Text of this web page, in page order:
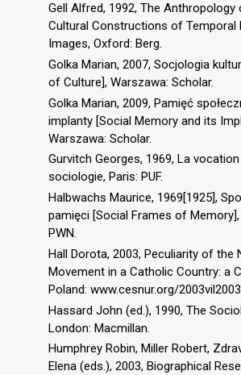
Gell Alfred, 1992, The Anthropology
Cultural Constructions of Temporal
Images, Oxford: Berg.
Golka Marian, 2007, Socjologia
of Culture], Warszawa: Scholar.
Golka Marian, 2009, Pamięć
implanty [Social Memory and its
Warszawa: Scholar.
Gurvitch Georges, 1969, La
sociologie, Paris: PUF.
Halbwachs Maurice, 1969[1925],
pamięci [Social Frames of
PWN.
Hall Dorota, 2003, Peculiarity of the
Movement in a Catholic Country: a
Poland: www.cesnur.org/
Hassard John (ed.), 1990, The
London: Macmillan.
Humphrey Robin, Miller Robert,
Elena (eds.), 2003, Biographical